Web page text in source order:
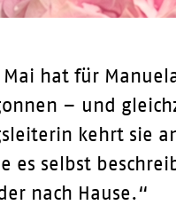
hat für
– und
kehrt sie
es selbst
nach Hause.“